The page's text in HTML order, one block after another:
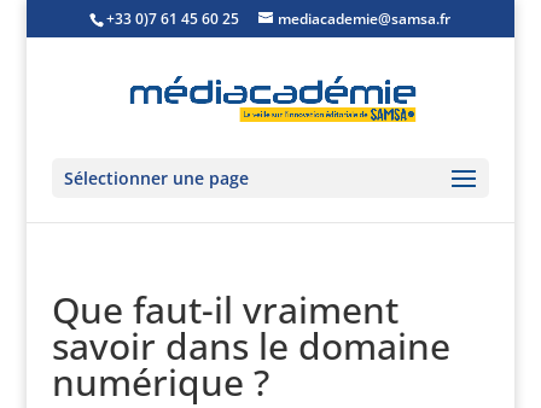
+33 0)7 61 45 60 25 mediacademie@samsa.fr
Sélectionner une page
Que faut-il vraiment
savoir dans le domaine
numérique ?